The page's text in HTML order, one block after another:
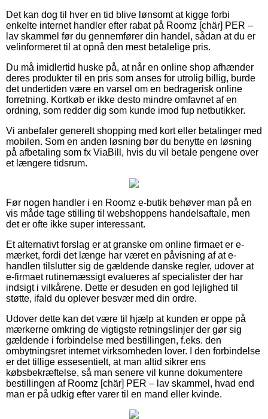
Det kan dog til hver en tid blive lønsomt at kigge forbi
enkelte internet handler efter rabat på Roomz [chär] PER –
lav skammel før du gennemfører din handel, sådan at du er
velinformeret til at opnå den mest betalelige pris.
Du må imidlertid huske på, at når en online shop afhænder
deres produkter til en pris som anses for utrolig billig, burde
det undertiden være en varsel om en bedragerisk online
forretning. Kortkøb er ikke desto mindre omfavnet af en
ordning, som redder dig som kunde imod fup netbutikker.
Vi anbefaler generelt shopping med kort eller betalinger med
mobilen. Som en anden løsning bør du benytte en løsning
på afbetaling som fx ViaBill, hvis du vil betale pengene over
et længere tidsrum.
Før nogen handler i en Roomz e-butik behøver man på en
vis måde tage stilling til webshoppens handelsaftale, men
det er ofte ikke super interessant.
Et alternativt forslag er at granske om online firmaet er e-
mærket, fordi det længe har været en påvisning af at e-
handlen tilslutter sig de gældende danske regler, udover at
e-firmaet rutinemæssigt evalueres af specialister der har
indsigt i vilkårene. Dette er desuden en god lejlighed til
støtte, ifald du oplever besvær med din ordre.
Udover dette kan det være til hjælp at kunden er oppe på
mærkerne omkring de vigtigste retningslinjer der gør sig
gældende i forbindelse med bestillingen, f.eks. den
ombytningsret internet virksomheden lover. I den forbindelse
er det tillige essesentielt, at man altid sikrer ens
købsbekræftelse, så man senere vil kunne dokumentere
bestillingen af Roomz [chär] PER – lav skammel, hvad end
man er på udkig efter varer til en mand eller kvinde.